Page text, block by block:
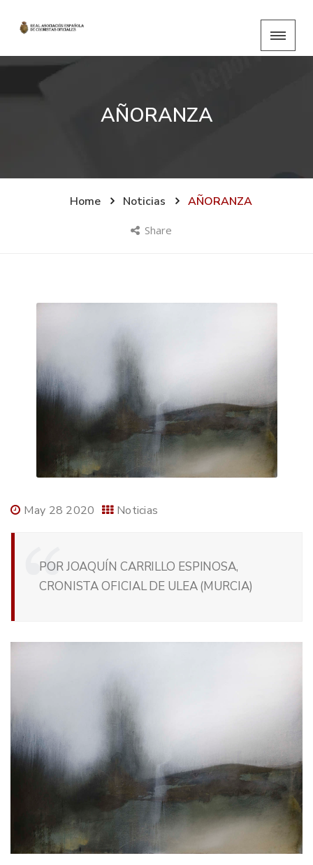
AÑORANZA
Home Noticias AÑORANZA
Share
May 28 2020 Noticias
POR JOAQUÍN CARRILLO ESPINOSA,
CRONISTA OFICIAL DE ULEA (MURCIA)